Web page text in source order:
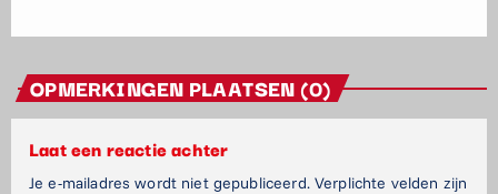
OPMERKINGEN PLAATSEN (0)
Laat een reactie achter
Je e-mailadres wordt niet gepubliceerd. Verplichte velden zijn